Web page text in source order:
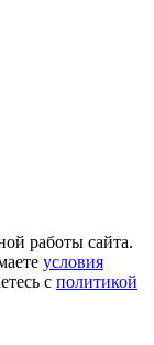
работы сайта.
условия
с политикой